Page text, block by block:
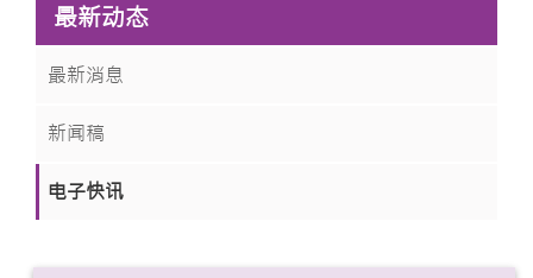
最新动态
最新消息
新闻稿
电子快讯